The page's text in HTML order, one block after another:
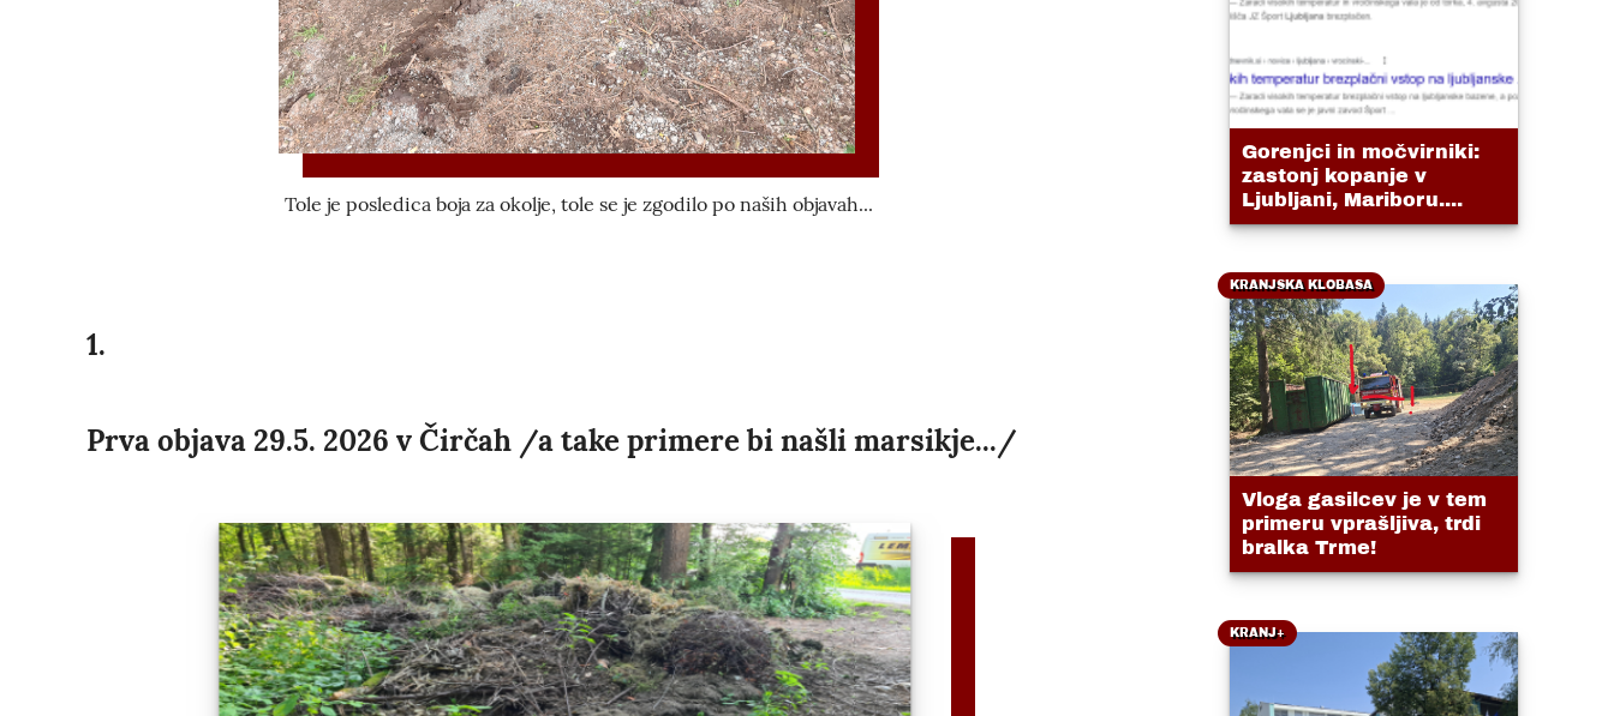
Tole je posledica boja za okolje, tole se je zgodilo po naših objavah...
1.
Prva objava 29.5. 2026 v Čirčah /a take primere bi našli marsikje.../
Gorenjci in močvirniki:
zastonj kopanje v
Ljubljani, Mariboru....
KRANJSKA KLOBASA
Vloga gasilcev je v tem
primeru vprašljiva, trdi
bralka Trme!
KRANJ+